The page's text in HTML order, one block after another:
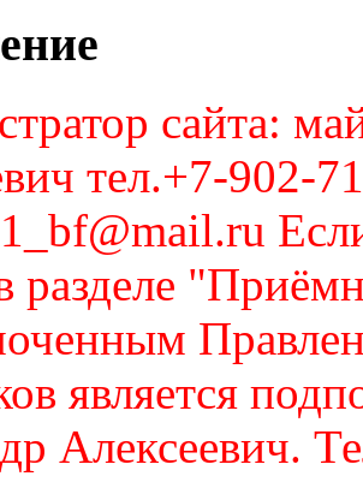
сайта:
тел.+7-902-
разделе
является
Алексеевич.